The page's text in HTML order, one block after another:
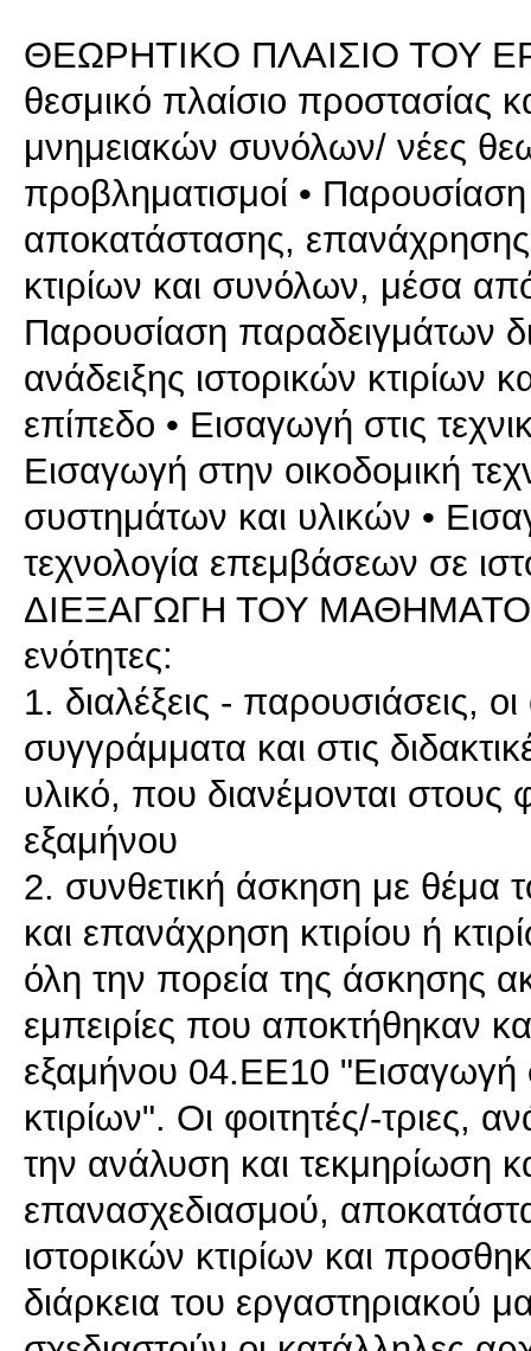
ΘΕΩΡΗΤΙΚΟ ΠΛΑΙΣΙΟ ΤΟΥ
θεσμικό πλαίσιο προστασίας
μνημειακών συνόλων/ νέες
προβληματισμοί •
αποκατάστασης,
κτιρίων και συνόλων, μέσα
Παρουσίαση παραδειγμάτων
ανάδειξης ιστορικών κτιρίων
επίπεδο • Εισαγωγή στις
Εισαγωγή στην οικοδομική
συστημάτων και υλικών •
τεχνολογία επεμβάσεων σε
ΔΙΕΞΑΓΩΓΗ ΤΟΥ ΜΑΘΗΜΑΤΟΣ
ενότητες:
1. διαλέξεις - παρουσιάσεις,
συγγράμματα και στις
υλικό, που διανέμονται στους
εξαμήνου
2. συνθετική άσκηση με θέμα
και επανάχρηση κτιρίου ή
όλη την πορεία της άσκησης
εμπειρίες που αποκτήθηκαν
εξαμήνου 04.ΕΕ10 "Εισαγωγή
κτιρίων". Οι φοιτητές/-τριες,
την ανάλυση και τεκμηρίωση
επανασχεδιασμού,
ιστορικών κτιρίων και
διάρκεια του εργαστηριακού